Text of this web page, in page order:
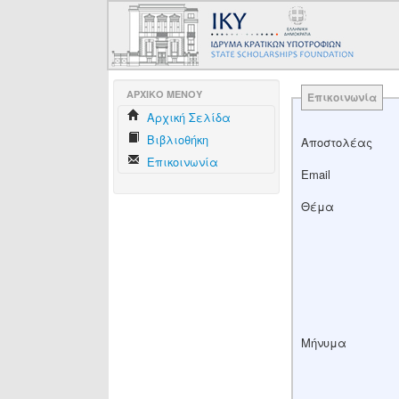
AΡΧΙΚΟ ΜΕΝΟΥ
Aρχική Σελίδα
Βιβλιοθήκη
Επικοινωνία
Επικοινωνία
Αποστολέας
Email
Θέμα
Μήνυμα